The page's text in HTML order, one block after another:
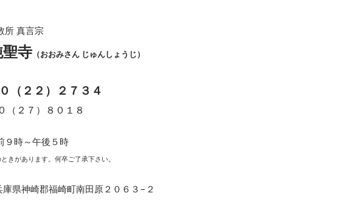
所 真言宗
寺 （おおみさん じゅんしょうじ）
（２２）２７３４
２７）８０１８
時～午後５時
きがあります。何卒ご了承下さい。
県神崎郡福崎町南田原２０６３−２